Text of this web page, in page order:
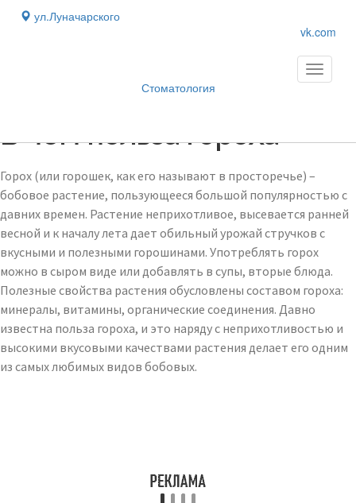
ул.Луначарского
vk.com
Стоматология
Toggle
В чем польза гороха
Горох (или горошек, как его называют в просторечье) –
бобовое растение, пользующееся большой популярностью с
давних времен. Растение неприхотливое, высевается ранней
весной и к началу лета дает обильный урожай стручков с
вкусными и полезными горошинами. Употреблять горох
можно в сыром виде или добавлять в супы, вторые блюда.
Полезные свойства растения обусловлены составом гороха:
минералы, витамины, органические соединения. Давно
известна польза гороха, и это наряду с неприхотливостью и
высокими вкусовыми качествами растения делает его одним
из самых любимых видов бобовых.